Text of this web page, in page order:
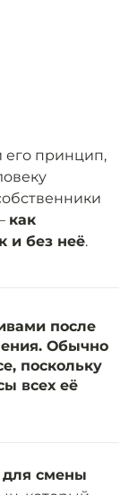
его принцип,
как
и без неё.
после
Обычно
поскольку
всех её
для смены